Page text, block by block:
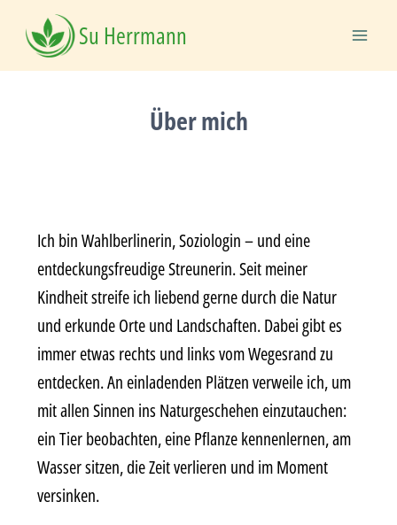
Su Herrmann
Über mich
Ich bin Wahlberlinerin, Soziologin – und eine
entdeckungsfreudige Streunerin. Seit meiner
Kindheit streife ich liebend gerne durch die Natur
und erkunde Orte und Landschaften. Dabei gibt es
immer etwas rechts und links vom Wegesrand zu
entdecken. An einladenden Plätzen verweile ich, um
mit allen Sinnen ins Naturgeschehen einzutauchen:
ein Tier beobachten, eine Pflanze kennenlernen, am
Wasser sitzen, die Zeit verlieren und im Moment
versinken.